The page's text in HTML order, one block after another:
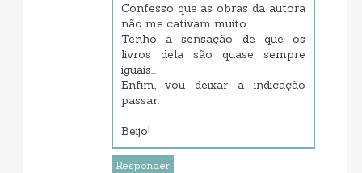
Confesso que as obras da autora
não me cativam muito.
Tenho a sensação de que os
livros dela são quase sempre
iguais...
Enfim, vou deixar a indicação
passar.
Beijo!
Responder